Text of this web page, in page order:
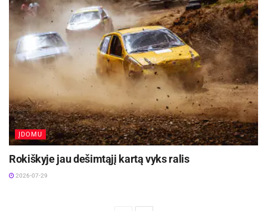
ĮDOMU
Rokiškyje jau dešimtąjį kartą vyks ralis
2026-07-29